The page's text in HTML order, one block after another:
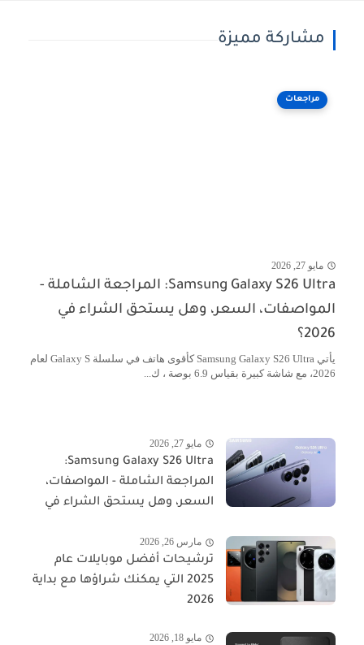
مشاركة مميزة
مراجعات
مايو 27, 2026
Samsung Galaxy S26 Ultra: المراجعة الشاملة -
المواصفات، السعر، وهل يستحق الشراء في
2026؟
يأتي Samsung Galaxy S26 Ultra كأقوى هاتف في سلسلة Galaxy S لعام
2026، مع شاشة كبيرة بقياس 6.9 بوصة ، ك...
مايو 27, 2026
Samsung Galaxy S26 Ultra:
المراجعة الشاملة - المواصفات،
السعر، وهل يستحق الشراء في
مارس 26, 2026
ترشيحات أفضل موبايلات عام
2025 التي يمكنك شراؤها مع بداية
2026
مايو 18, 2026